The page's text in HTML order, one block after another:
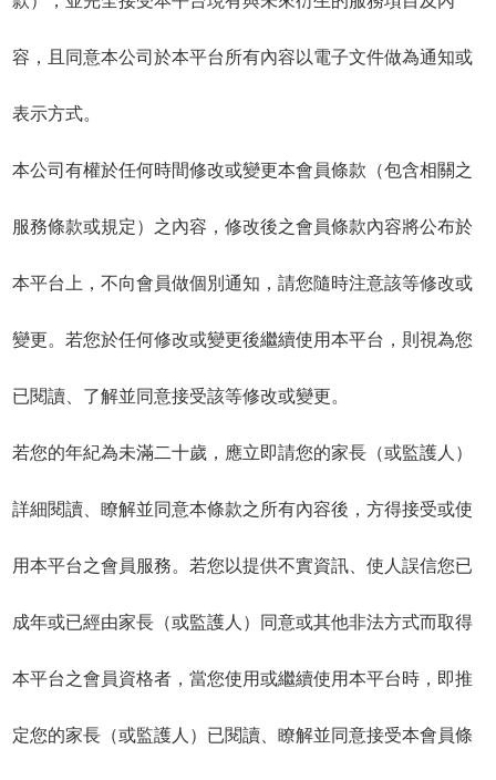
容，且同意本公司於本平台所有內容以電子文件做為通知或
表示方式。
本公司有權於任何時間修改或變更本會員條款（包含相關之
服務條款或規定）之內容，修改後之會員條款內容將公布於
本平台上，不向會員做個別通知，請您隨時注意該等修改或
變更。若您於任何修改或變更後繼續使用本平台，則視為您
已閱讀、了解並同意接受該等修改或變更。
若您的年紀為未滿二十歲，應立即請您的家長（或監護人）
詳細閱讀、瞭解並同意本條款之所有內容後，方得接受或使
用本平台之會員服務。若您以提供不實資訊、使人誤信您已
成年或已經由家長（或監護人）同意或其他非法方式而取得
本平台之會員資格者，當您使用或繼續使用本平台時，即推
定您的家長（或監護人）已閱讀、瞭解並同意接受本會員條